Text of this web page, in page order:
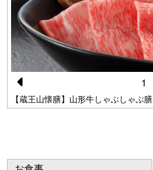
Pr
o
【蔵王山懐膳】山形牛しゃぶしゃぶ膳
1